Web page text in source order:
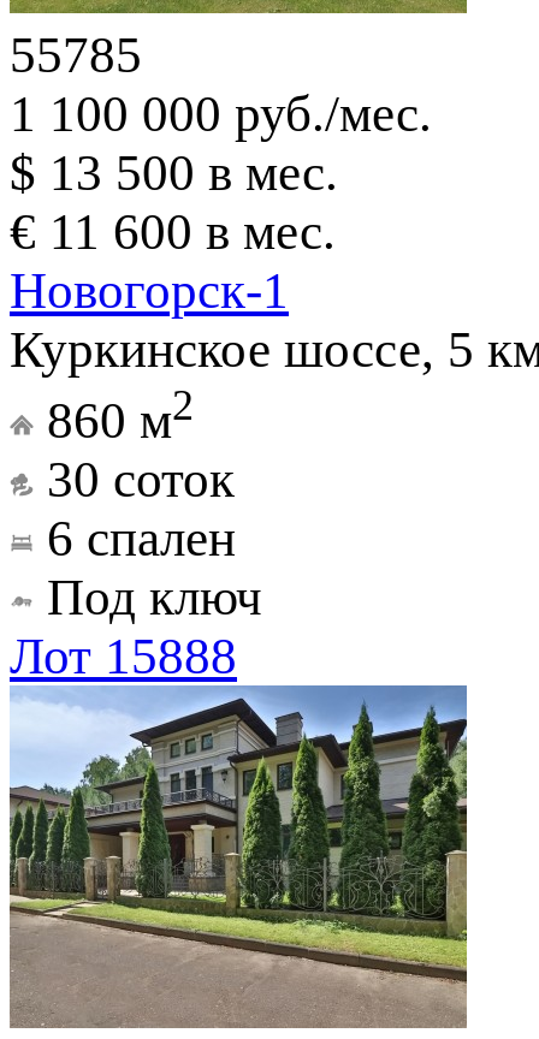
55785
1 100 000 руб./мес.
$ 13 500 в мес.
€ 11 600 в мес.
Новогорск-1
Куркинское шоссе, 5
860 м2
30 соток
6 спален
Под ключ
Лот 15888